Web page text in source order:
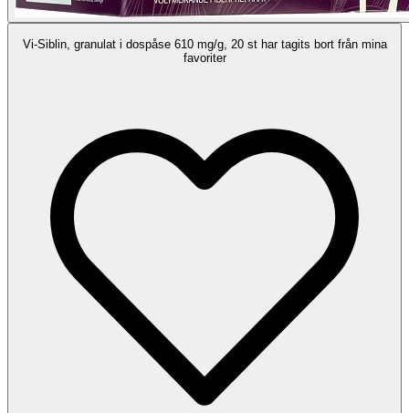
Vi-Siblin, granulat i dospåse 610 mg/g, 20 st har tagits bort från mina
favoriter